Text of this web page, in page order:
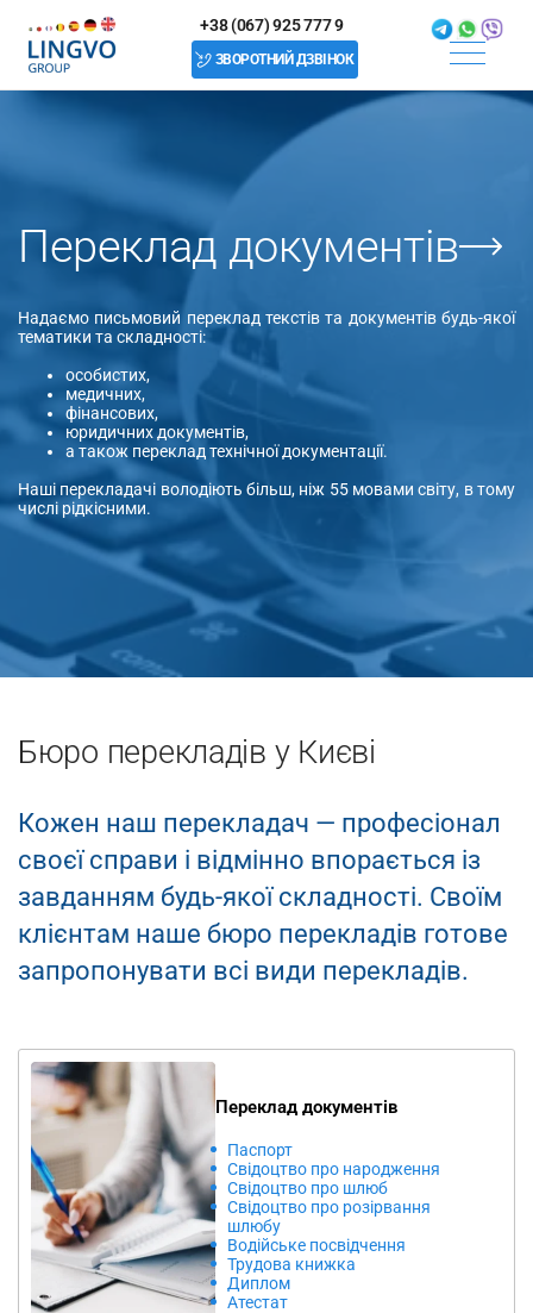
+38 (067) 925 777 9
ЗВОРОТНИЙ ДЗВІНОК
Переклад документів
Надаємо письмовий переклад текстів та документів будь-якої
тематики та складності:
особистих,
медичних,
фінансових,
юридичних документів,
а також переклад технічної документації.
Наші перекладачі володіють більш, ніж 55 мовами світу, в тому
числі рідкісними.
Апостиль
Швидко та без черг – оформлення Апостиля в
найкоротші терміни
Офіційно та надійно – працюємо з державними
установами
якої держави
Консультація безкоштовно – допоможемо розібратися у
всіх нюансах
Бюро перекладів у Києві
Кожен наш перекладач — професіонал
своєї справи і відмінно впорається із
завданням будь-якої складності. Своїм
клієнтам наше бюро перекладів готове
запропонувати всі види перекладів.
Переклад документів
Паспорт
Свідоцтво про народження
Свідоцтво про шлюб
Свідоцтво про розірвання
шлюбу
Водійське посвідчення
Трудова книжка
Диплом
Атестат